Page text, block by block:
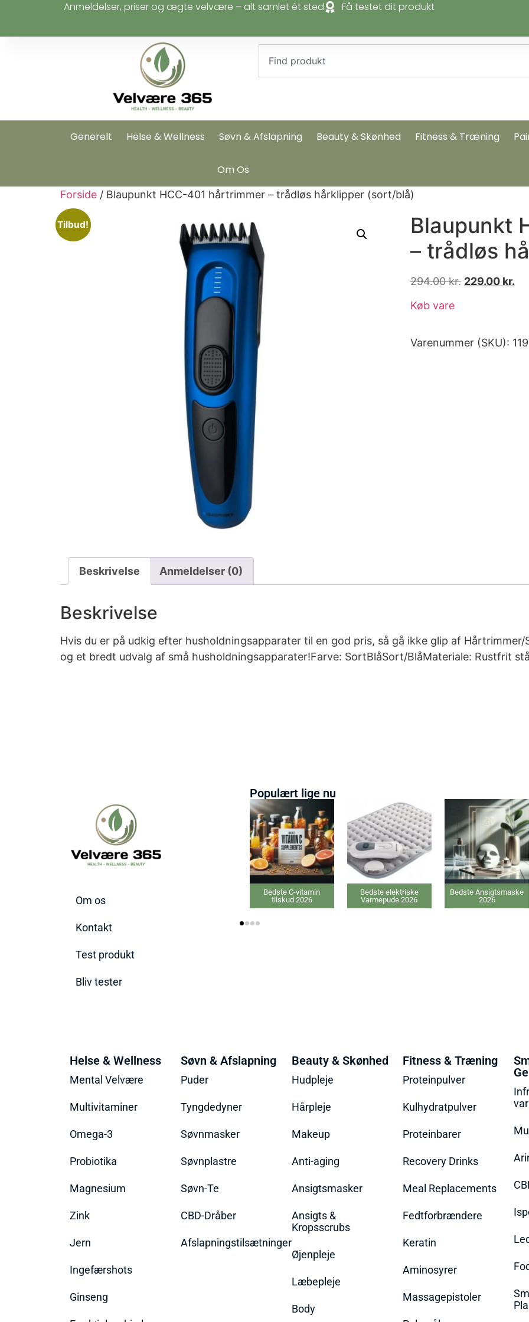
Anmeldelser, priser og ægte velvære – alt samlet ét sted Få testet dit produkt
Generelt Helse & Wellness Søvn & Afslapning Beauty & Skønhed Fitness & Træning
Om Os
Forside / Blaupunkt HCC-401 hårtrimmer – trådløs hårklipper (sort/blå)
Tilbud!
Blaupunkt
– trådløs
294.00kr. 229.00 kr.
Køb vare
Varenummer (SKU):
Beskrivelse Anmeldelser (0)
Beskrivelse
Hvis du er på udkig efter husholdningsapparater til en god pris, så gå ikke glip af Hårtrimmer/
og et bredt udvalg af små husholdningsapparater!Farve: SortBlåSort/BlåMateriale: Rustfrit
Om os
Kontakt
Test produkt
Bliv tester
Populært lige nu
Bedste C-vitamin
tilskud 2026
Bedste elektriske
Varmepude 2026
Bedste Ansigtsmaske
2026
Helse & Wellness
Mental Velvære
Multivitaminer
Omega-3
Probiotika
Magnesium
Zink
Jern
Ingefærshots
Ginseng
Søvn & Afslapning
Puder
Tyngdedyner
Søvnmasker
Søvnplastre
Søvn-Te
CBD-Dråber
Afslapningstilsætninger
Beauty & Skønhed
Hudpleje
Hårpleje
Makeup
Anti-aging
Ansigtsmasker
Ansigts &
Kropsscrubs
Øjenpleje
Læbepleje
Body
Fitness & Træning
Proteinpulver
Kulhydratpulver
Proteinbarer
Recovery Drinks
Meal Replacements
Fedtforbrændere
Keratin
Aminosyrer
Massagepistoler